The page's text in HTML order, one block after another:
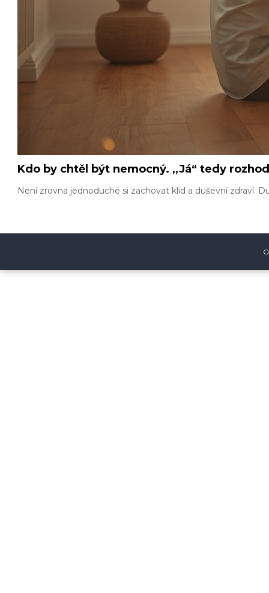
Kdo by chtěl být nemocný. ,,Já“ tedy
Není zrovna jednoduché si zachovat klid a duševní zdraví.